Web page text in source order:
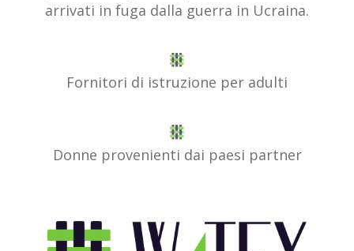
arrivati in fuga dalla guerra in Ucraina.
Fornitori di istruzione per adulti
Donne provenienti dai paesi partner